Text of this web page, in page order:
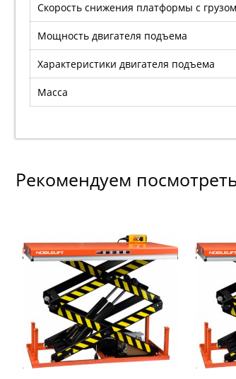
Скорость снижения платформы с грузом
Мощность двигателя подъема
Характеристики двигателя подъема
Масса
Рекомендуем